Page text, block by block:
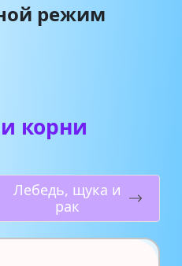
режим
корни
Лебедь, щука и
рак